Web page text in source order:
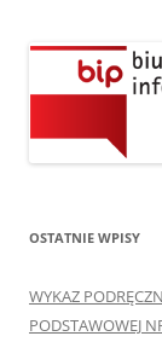
OSTATNIE WPISY
WYKAZ
PODSTAWOWEJ